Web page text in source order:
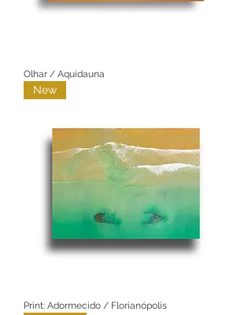
Olhar / Aquidauna
New
Print: Adormecido / Florianópolis